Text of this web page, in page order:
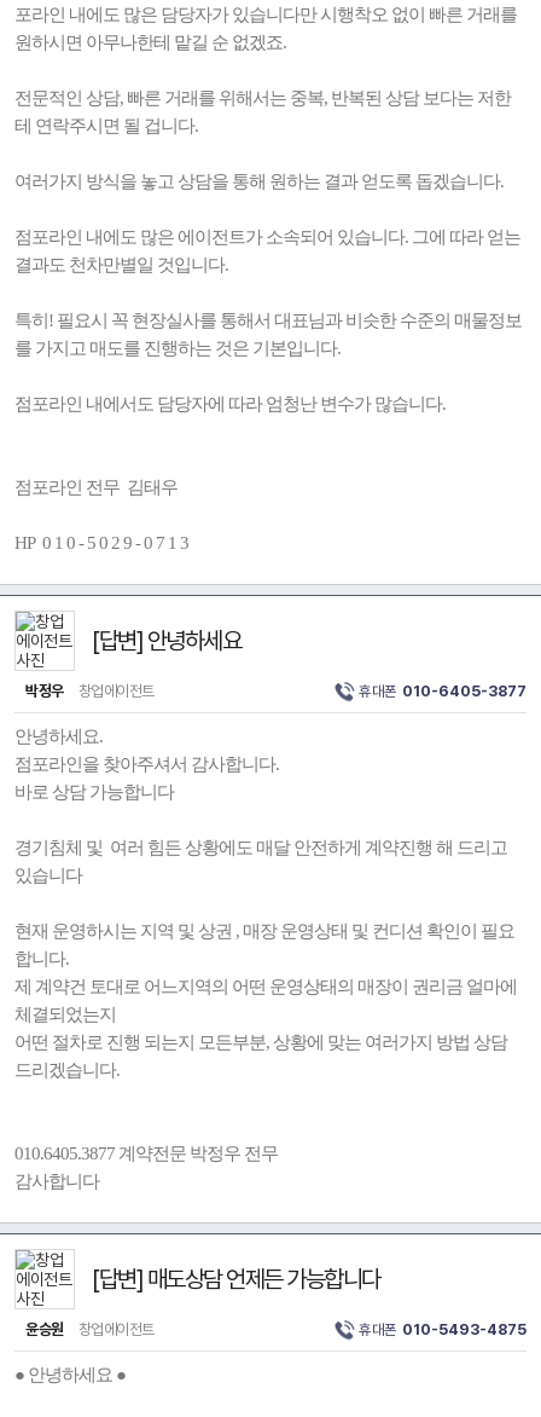
포라인 내에도 많은 담당자가 있습니다만 시행착오 없이 빠른 거래를
원하시면 아무나한테 맡길 순 없겠죠.
전문적인 상담, 빠른 거래를 위해서는 중복, 반복된 상담 보다는 저한
테 연락주시면 될 겁니다.
여러가지 방식을 놓고 상담을 통해 원하는 결과 얻도록 돕겠습니다.
점포라인 내에도 많은 에이전트가 소속되어 있습니다. 그에 따라 얻는
결과도 천차만별일 것입니다.
특히! 필요시 꼭 현장실사를 통해서 대표님과 비슷한 수준의 매물정보
를 가지고 매도를 진행하는 것은 기본입니다.
점포라인 내에서도 담당자에 따라 엄청난 변수가 많습니다.
점포라인 전무 김태우
HP 0 1 0 - 5 0 2 9 - 0 7 1 3
[답변] 안녕하세요
박정우 창업에이전트 휴대폰 010-6405-3877
안녕하세요.
점포라인을 찾아주셔서 감사합니다.
바로 상담 가능합니다
경기침체 및 여러 힘든 상황에도 매달 안전하게 계약진행 해 드리고
있습니다
현재 운영하시는 지역 및 상권 , 매장 운영상태 및 컨디션 확인이 필요
합니다.
제 계약건 토대로 어느지역의 어떤 운영상태의 매장이 권리금 얼마에
체결되었는지
어떤 절차로 진행 되는지 모든부분, 상황에 맞는 여러가지 방법 상담
드리겠습니다.
010.6405.3877 계약전문 박정우 전무
감사합니다
[답변] 매도상담 언제든 가능합니다
윤승원 창업에이전트 휴대폰 010-5493-4875
● 안녕하세요 ●